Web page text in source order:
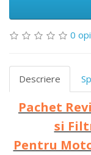
0
Descriere
Pachet
si
Pentru